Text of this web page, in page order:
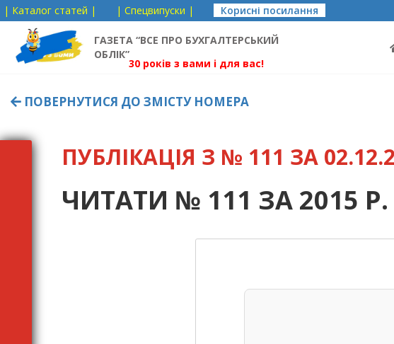
| Каталог статей | | Спецвипуски | Корисні посилання
ГАЗЕТА “ВСЕ ПРО БУХГАЛТЕРСЬКИЙ
ОБЛІК”
30 років з вами і для вас!
ПОВЕРНУТИСЯ ДО ЗМІСТУ НОМЕРА
ПУБЛІКАЦІЯ З № 111 ЗА
ЧИТАТИ № 111 ЗА 2015 Р.